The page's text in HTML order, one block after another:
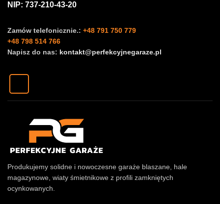
NIP: 737-210-43-20
Zamów telefonicznie.: +48 791 750 779
+48 798 514 766
Napisz do nas: kontakt@perfekcyjnegaraze.pl
Produkujemy solidne i nowoczesne garaże blaszane, hale
magazynowe, wiaty śmietnikowe z profili zamkniętych
ocynkowanych.